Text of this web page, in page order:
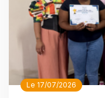
Le 17/07/2026